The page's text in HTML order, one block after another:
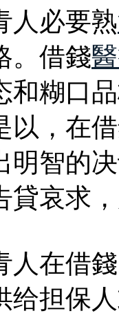
人必要熟
。借錢
和糊口
以，在
明智的
貸哀求
人在借
给担保